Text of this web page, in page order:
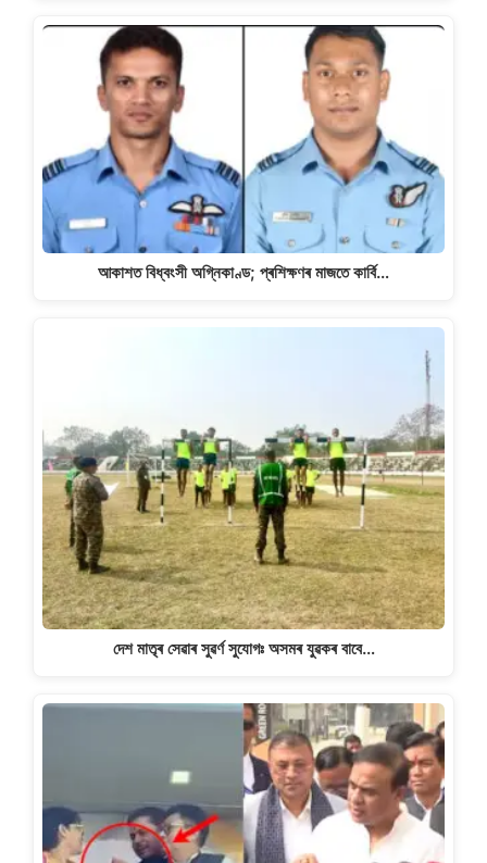
আকাশত বিধ্বংসী অগ্নিকাণ্ড; প্ৰশিক্ষণৰ মাজতে কাৰ্বি…
দেশ মাতৃৰ সেৱাৰ সুৱৰ্ণ সুযোগঃ অসমৰ যুৱকৰ বাবে…